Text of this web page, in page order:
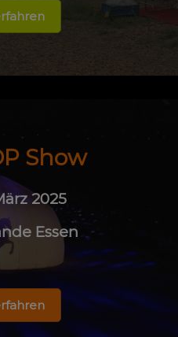
Show
2025
Essen